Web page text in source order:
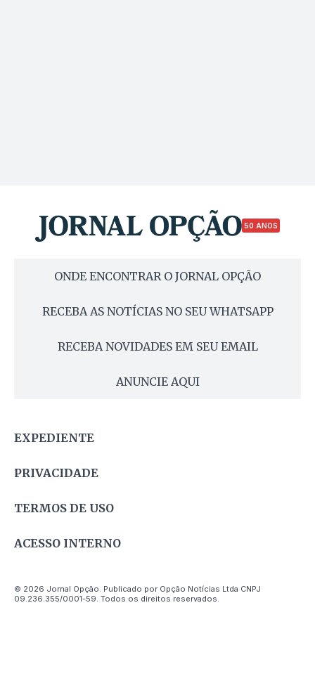
50 ANOS
ONDE ENCONTRAR O JORNAL OPÇÃO
RECEBA AS NOTÍCIAS NO SEU WHATSAPP
RECEBA NOVIDADES EM SEU EMAIL
ANUNCIE AQUI
EXPEDIENTE
PRIVACIDADE
TERMOS DE USO
ACESSO INTERNO
© 2026 Jornal Opção. Publicado por Opção Notícias Ltda CNPJ
09.236.355/0001-59. Todos os direitos reservados.